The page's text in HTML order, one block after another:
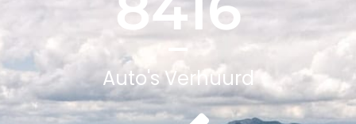
Auto's Verhuurd